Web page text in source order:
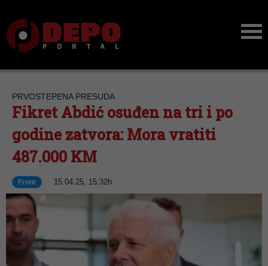
PRVOSTEPENA PRESUDA
Fikret Abdić osuđen na tri i po
godine zatvora: Mora vratiti
487.000 KM
Front 15.04.25, 15:32h